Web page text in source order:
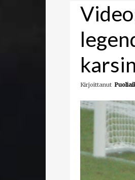
Kirjoittanut